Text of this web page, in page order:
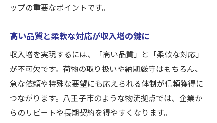
ップの重要なポイントです。
高い品質と柔軟な対応が収入増の鍵に
収入増を実現するには、「高い品質」と「柔軟な対応」
が不可欠です。荷物の取り扱いや納期厳守はもちろん、
急な依頼や特殊な要望にも応えられる体制が信頼獲得に
つながります。八王子市のような物流拠点では、企業か
らのリピートや長期契約を得やすくなります。